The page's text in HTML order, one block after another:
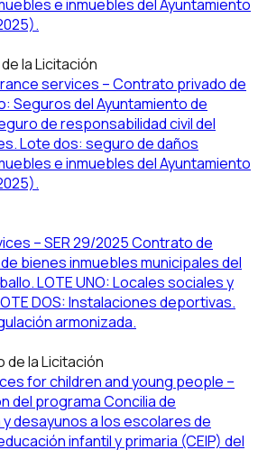
e inmuebles del Ayuntamiento
la Licitación
services – Contrato privado de
Seguros del Ayuntamiento de
de responsabilidad civil del
Lote dos: seguro de daños
e inmuebles del Ayuntamiento
– SER 29/2025 Contrato de
bienes inmuebles municipales del
LOTE UNO: Locales sociales y
DOS: Instalaciones deportivas.
armonizada.
de la Licitación
for children and young people –
del programa Concilia de
desayunos a los escolares de
infantil y primaria (CEIP) del